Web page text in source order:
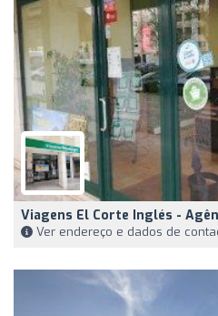
Viagens El Corte Inglés -
Ver endereço e dados de